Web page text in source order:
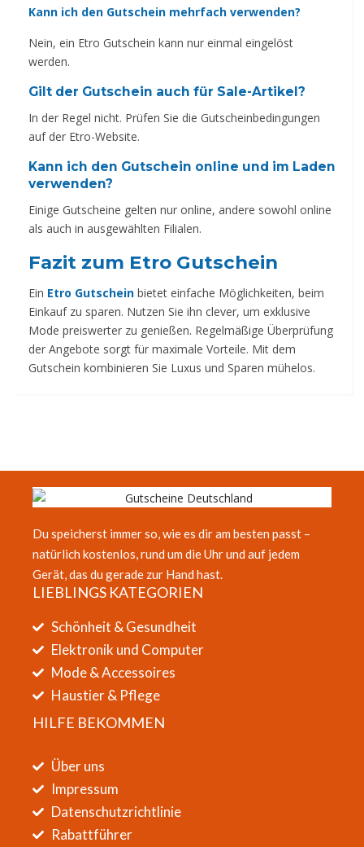
Kann ich den Gutschein mehrfach verwenden?
Nein, ein Etro Gutschein kann nur einmal eingelöst
werden.
Gilt der Gutschein auch für Sale-Artikel?
In der Regel nicht. Prüfen Sie die Gutscheinbedingungen
auf der Etro-Website.
Kann ich den Gutschein online und im Laden
verwenden?
Einige Gutscheine gelten nur online, andere sowohl online
als auch in ausgewählten Filialen.
Fazit zum Etro Gutschein
Ein Etro Gutschein bietet einfache Möglichkeiten, beim
Einkauf zu sparen. Nutzen Sie ihn clever, um exklusive
Mode preiswerter zu genießen. Regelmäßige Überprüfung
der Angebote sorgt für maximale Vorteile. Mit dem
Gutschein kombinieren Sie Luxus und Sparen mühelos.
Du speicherst immer so, wie es dir am besten passt –
natürlich kostenlos, rund um die Uhr und auf jedem
Gerät, das du gerade zur Hand hast.
LIEBLINGS KATEGORIEN
Schönheit & Gesundheit
Elektronik und Computer
Mode & Accessoires
Haustier & Pflege
HILFE BEKOMMEN
Über uns
Impressum
Datenschutzrichtlinie
Rabattführer